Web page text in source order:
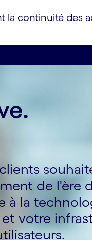
la continuité des
de l'ère
à la
votre